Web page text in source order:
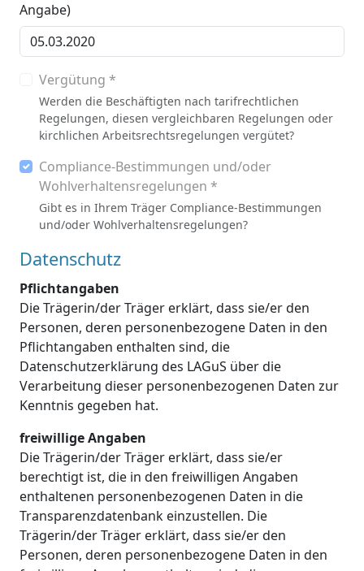
Angabe)
Vergütung *
Werden die Beschäftigten nach tarifrechtlichen
Regelungen, diesen vergleichbaren Regelungen oder
kirchlichen Arbeitsrechtsregelungen vergütet?
Compliance-Bestimmungen und/oder
Wohlverhaltensregelungen *
Gibt es in Ihrem Träger Compliance-Bestimmungen
und/oder Wohlverhaltensregelungen?
Datenschutz
Pflichtangaben
Die Trägerin/der Träger erklärt, dass sie/er den
Personen, deren personenbezogene Daten in den
Pflichtangaben enthalten sind, die
Datenschutzerklärung des LAGuS über die
Verarbeitung dieser personenbezogenen Daten zur
Kenntnis gegeben hat.
freiwillige Angaben
Die Trägerin/der Träger erklärt, dass sie/er
berechtigt ist, die in den freiwilligen Angaben
enthaltenen personenbezogenen Daten in die
Transparenzdatenbank einzustellen. Die
Trägerin/der Träger erklärt, dass sie/er den
Personen, deren personenbezogene Daten in den